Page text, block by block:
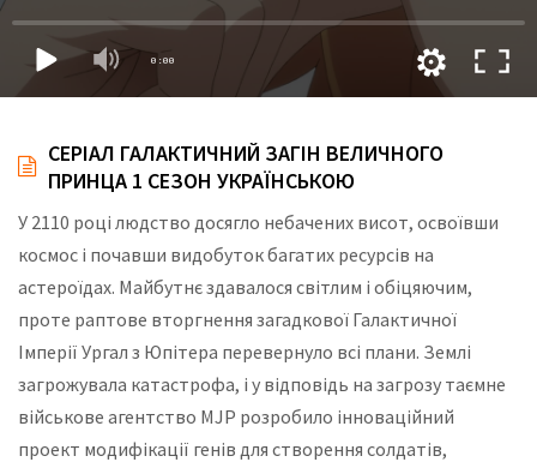
СЕРІАЛ ГАЛАКТИЧНИЙ ЗАГІН ВЕЛИЧНОГО
ПРИНЦА 1 СЕЗОН УКРАЇНСЬКОЮ
У 2110 році людство досягло небачених висот, освоївши
космос і почавши видобуток багатих ресурсів на
астероїдах. Майбутнє здавалося світлим і обіцяючим,
проте раптове вторгнення загадкової Галактичної
Імперії Ургал з Юпітера перевернуло всі плани. Землі
загрожувала катастрофа, і у відповідь на загрозу таємне
військове агентство MJP розробило інноваційний
проект модифікації генів для створення солдатів,